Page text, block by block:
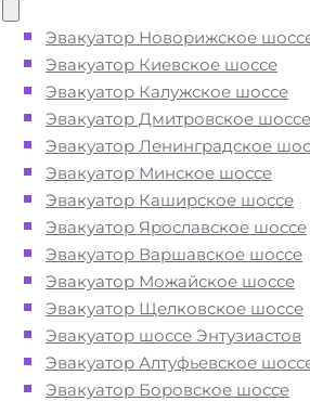
Эвакуатор Новорижское
Эвакуатор Киевское шоссе
Эвакуатор Калужское шоссе
Эвакуатор Дмитровское шоссе
Эвакуатор Ленинградское
Эвакуатор Минское шоссе
Эвакуатор Каширское шоссе
Эвакуатор Ярославское шоссе
Эвакуатор Варшавское шоссе
Эвакуатор Можайское шоссе
Эвакуатор Щелковское шоссе
Эвакуатор шоссе Энтузиастов
Эвакуатор Алтуфьевское
Эвакуатор Боровское шоссе
для эвакуации и
автомобиля по Митино
после ДТП
аккуратно- за рулем
только водители
при заказе услуги
Митино недорого" -
стоимость услуг без